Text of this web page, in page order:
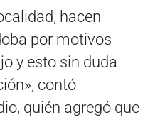
hacen
por motivos
y esto sin duda
contó
quién agregó que